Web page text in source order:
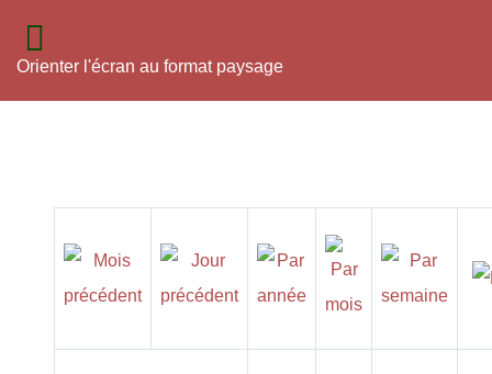
Orienter l'écran au format paysage